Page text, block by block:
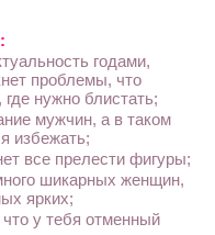
годами,
проблемы, что
нужно блистать;
мужчин, а в таком
избежать;
все прелести фигуры;
шикарных женщин,
ярких;
у тебя отменный